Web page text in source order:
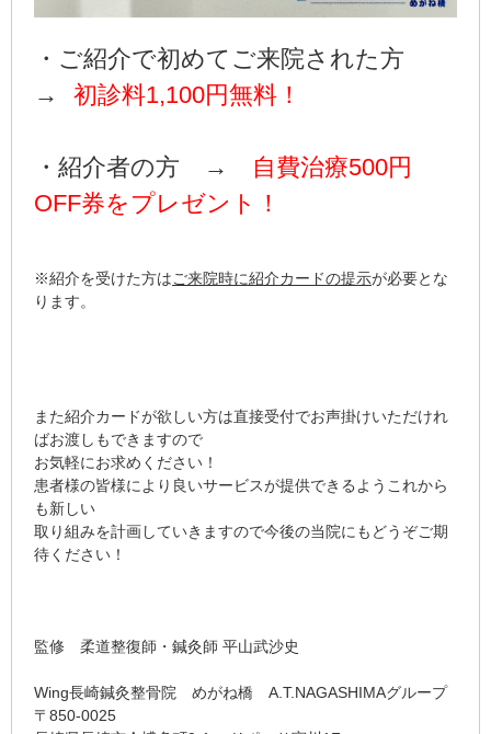
・ご紹介で初めてご来院された方
→
初診料1,100円無料！
・紹介者の方 →
自費治療500円
OFF券をプレゼント！
※紹介を受けた方はご来院時に紹介カードの提示が必要とな
ります。
また紹介カードが欲しい方は直接受付でお声掛けいただけれ
ばお渡しもできますので
お気軽にお求めください！
患者様の皆様により良いサービスが提供できるようこれから
も新しい
取り組みを計画していきますので今後の当院にもどうぞご期
待ください！
監修 柔道整復師・鍼灸師 平山武沙史
Wing長崎鍼灸整骨院 めがね橋 A.T.NAGASHIMAグループ
〒850-0025